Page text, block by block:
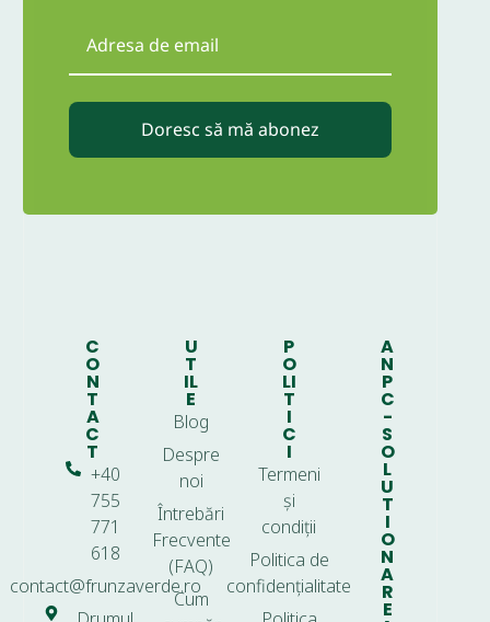
Doresc să mă abonez
C
O
N
T
A
C
T
+40
755
771
618
contact@frunzaverde.ro
U
T
IL
E
Blog
Despre
noi
Întrebări
Frecvente
(FAQ)
Cum
P
O
LI
T
I
C
I
Termeni
și
condiții
Politica de
confidențialitate
A
N
P
C
-
S
O
L
U
T
I
O
N
A
R
E